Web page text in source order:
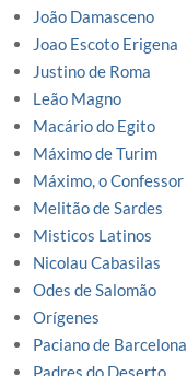
João Damasceno
Joao Escoto Erigena
Justino de Roma
Leão Magno
Macário do Egito
Máximo de Turim
Máximo, o Confessor
Melitão de Sardes
Misticos Latinos
Nicolau Cabasilas
Odes de Salomão
Orígenes
Paciano de Barcelona
Padres do Deserto